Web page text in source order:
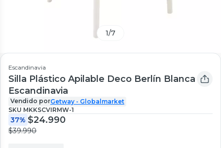
1/7
Escandinavia
Silla Plástico Apilable Deco Berlín Blanca
Escandinavia
Vendido porGetway - Globalmarket
SKU MKKSCVIRMW-1
37% $24.990
$39.990